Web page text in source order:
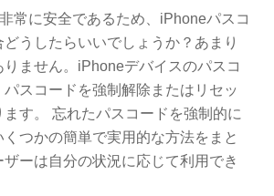
常に安全であるため、iPhoneパスコ
うしたらいいでしょうか？あまり
ません。iPhoneデバイスのパスコ
スコードを強制解除またはリセッ
ます。 忘れたパスコードを強制的に
つかの簡単で実用的な方法をまと
ーは自分の状況に応じて利用でき